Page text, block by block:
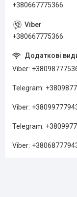
+380667775366
+380667775366
Viber
Telegram
Viber
Telegram
Viber